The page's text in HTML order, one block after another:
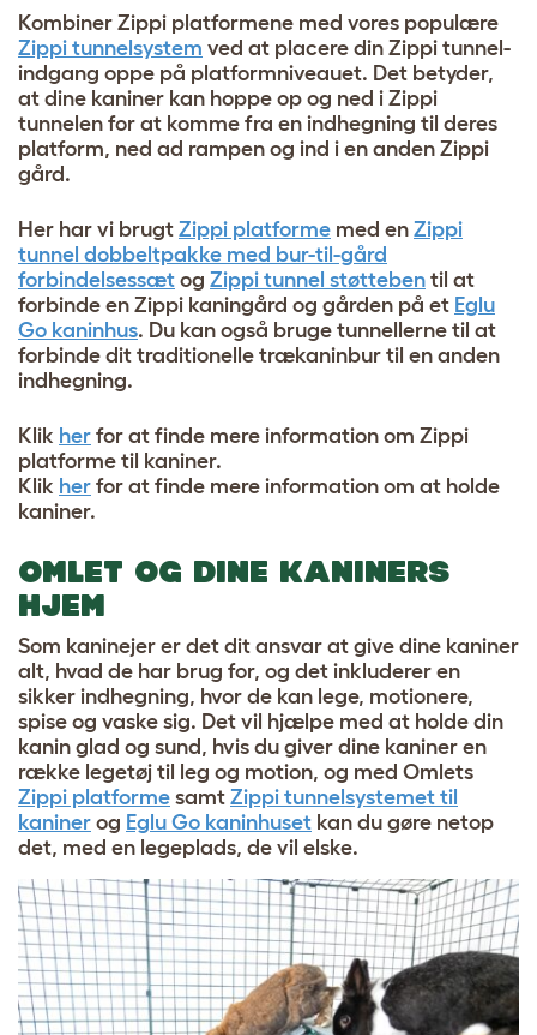
Kombiner Zippi platformene med vores populære
Zippi tunnelsystem ved at placere din Zippi tunnel-
indgang oppe på platformniveauet. Det betyder,
at dine kaniner kan hoppe op og ned i Zippi
tunnelen for at komme fra en indhegning til deres
platform, ned ad rampen og ind i en anden Zippi
gård.
Her har vi brugt Zippi platforme med en Zippi
tunnel dobbeltpakke med bur-til-gård
forbindelsessæt og Zippi tunnel støtteben til at
forbinde en Zippi kaningård og gården på et Eglu
Go kaninhus. Du kan også bruge tunnellerne til at
forbinde dit traditionelle trækaninbur til en anden
indhegning.
Klik her for at finde mere information om Zippi
platforme til kaniner.
Klik her for at finde mere information om at holde
kaniner.
OMLET OG DINE KANINERS
HJEM
Som kaninejer er det dit ansvar at give dine kaniner
alt, hvad de har brug for, og det inkluderer en
sikker indhegning, hvor de kan lege, motionere,
spise og vaske sig. Det vil hjælpe med at holde din
kanin glad og sund, hvis du giver dine kaniner en
række legetøj til leg og motion, og med Omlets
Zippi platforme samt Zippi tunnelsystemet til
kaniner og Eglu Go kaninhuset kan du gøre netop
det, med en legeplads, de vil elske.